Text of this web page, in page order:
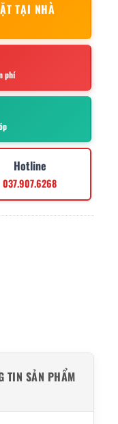
TẠI NHÀ
phí
Hotline
037.907.6268
TIN SẢN PHẨM